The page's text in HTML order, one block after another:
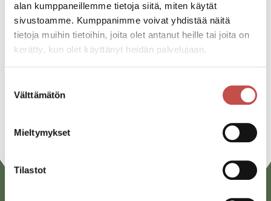
alan kumppaneillemme tietoja siitä, miten käytät
sivustoamme. Kumppanimme voivat yhdistää näitä
tietoja muihin tietoihin, joita olet antanut heille tai joita on
kerätty, kun olet käyttänyt heidän palvelujaan.
valinta
Välttämätön
Mieltymykset
Tilastot
Jaa tapahtuma:
Facebook
Twitter